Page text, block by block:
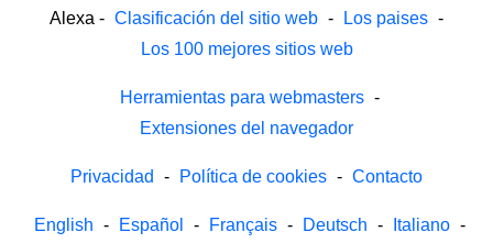
Alexa - Clasificación del sitio web - Los paises -
Los 100 mejores sitios web
Herramientas para webmasters -
Extensiones del navegador
Privacidad - Política de cookies - Contacto
English - Español - Français - Deutsch - Italiano -